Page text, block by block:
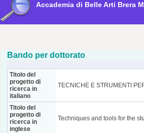
Accademia di Belle Arti Brera
Bando per dottorato
Titolo del
progetto di
ricerca in
italiano
TECNICHE E STRUMENTI
Titolo del
progetto di
ricerca in
inglese
Techniques and tools for the